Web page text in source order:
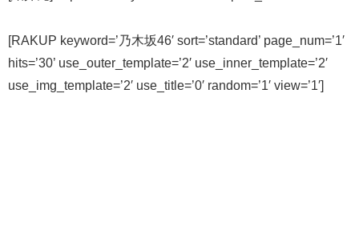
[RAKUP keyword=’乃木坂46′ sort=’standard’ page_num=’1′
hits=’30’ use_outer_template=’2′ use_inner_template=’2′
use_img_template=’2′ use_title=’0′ random=’1′ view=’1′]